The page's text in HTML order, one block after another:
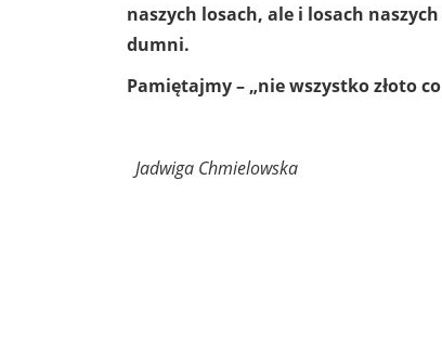
naszych losach, ale i losach
dumni.
Pamiętajmy – „nie wszystko złoto
Jadwiga Chmielowska